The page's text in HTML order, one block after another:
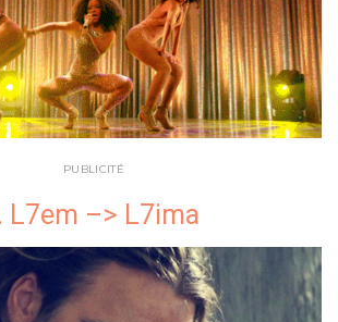
PUBLICITÉ
L7em –> L7ima